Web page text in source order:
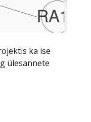
ka ise
ülesannete